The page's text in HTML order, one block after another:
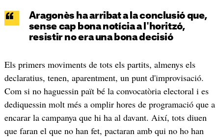
Aragonès ha arribat a la conclusió que,
sense cap bona notícia a l'horitzó,
resistir no era una bona decisió
Els primers moviments de tots els partits, almenys els
declaratius, tenen, aparentment, un punt d'improvisació.
Com si no haguessin paït bé la convocatòria electoral i es
dediquessin molt més a omplir hores de programació que a
encarar la campanya que hi ha al davant. Així, tots diuen
que faran el que no han fet, pactaran amb qui no ho han